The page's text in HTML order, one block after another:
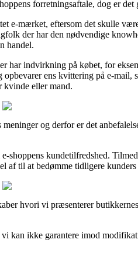
forretningsaftale, dog er det
e-mærket, eftersom det skulle
der har den nødvendige
handel.
har indvirkning på købet, for
ens kvittering på e-
kvinde eller mand.
og derfor er det
shoppens kundetilfredshed.
af til at bedømme tidligere kunders
hvori vi præsenterer
kan ikke garantere imod